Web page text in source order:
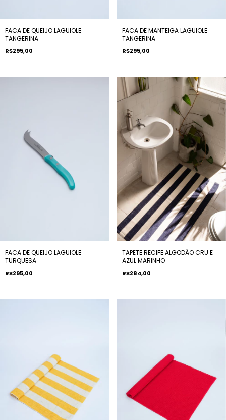
FACA DE QUEIJO LAGUIOLE
TANGERINA
R$295,00
FACA DE MANTEIGA LAGUIOLE
TANGERINA
R$295,00
FACA DE QUEIJO LAGUIOLE
TURQUESA
R$295,00
TAPETE RECIFE ALGODÃO CRU E
AZUL MARINHO
R$284,00